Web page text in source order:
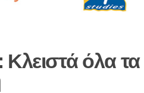
Κλειστά όλα